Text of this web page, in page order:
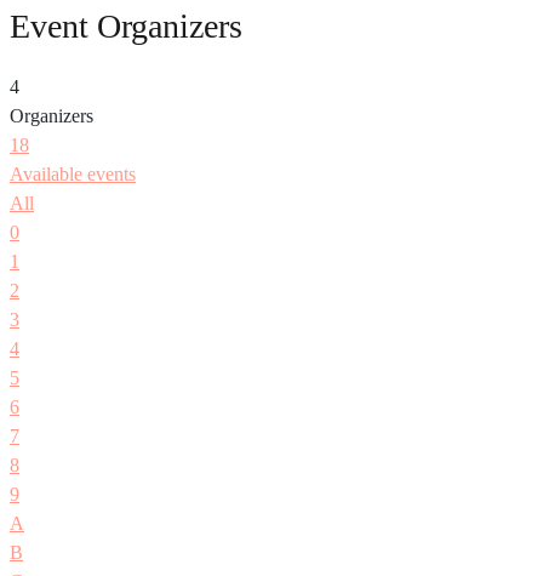
Event Organizers
4
Organizers
18
Available events
All
0
1
2
3
4
5
6
7
8
9
A
B